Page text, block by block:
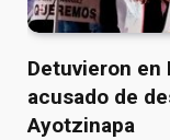
Detuvieron en
acusado de
Ayotzinapa